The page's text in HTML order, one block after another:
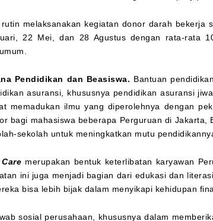
rutin melaksanakan kegiatan donor darah
22 Mei, dan 28 Agustus dengan rata-rata
Pendidikan dan Beasiswa.
Bantuan
asuransi, khususnya pendidikan asuransi
memadukan ilmu yang diperolehnya dengan
bagi mahasiswa beberapa Perguruan di
sekolah untuk meningkatkan mutu
merupakan bentuk keterlibatan karyawan
ini juga menjadi bagian dari edukasi dan
bisa lebih bijak dalam menyikapi kehidupan
sosial perusahaan, khususnya dalam